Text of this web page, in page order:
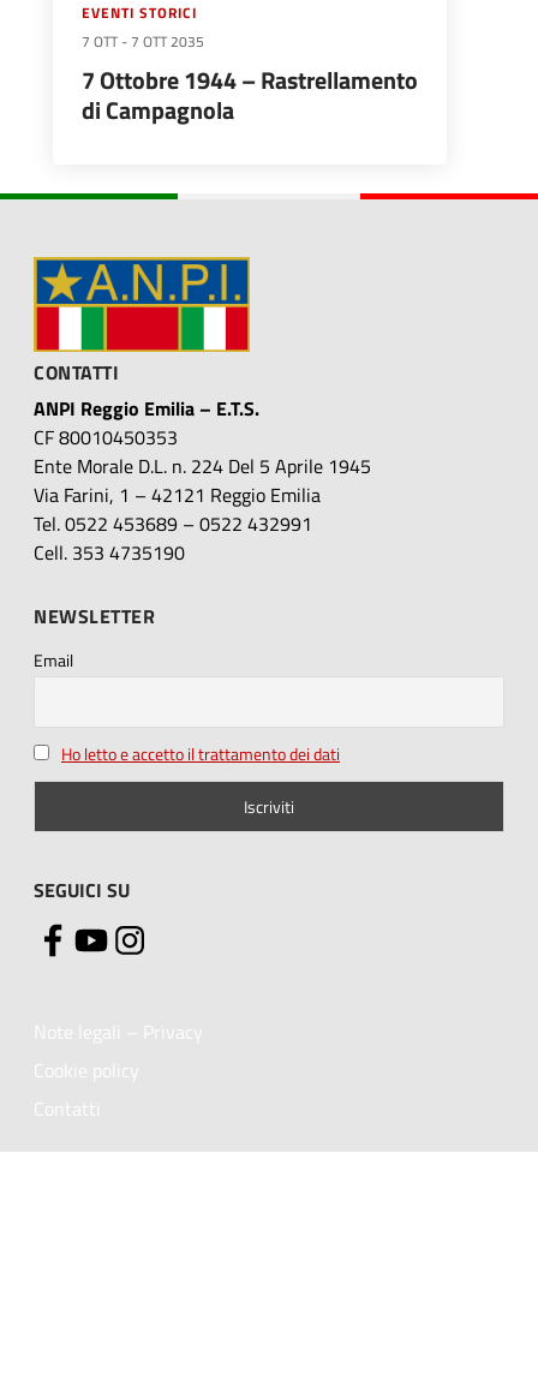
EVENTI STORICI
7 OTT - 7 OTT 2035
7 Ottobre 1944 – Rastrellamento
di Campagnola
CONTATTI
ANPI Reggio Emilia – E.T.S.
CF 80010450353
Ente Morale D.L. n. 224 Del 5 Aprile 1945
Via Farini, 1 – 42121 Reggio Emilia
Tel. 0522 453689 – 0522 432991
Cell. 353 4735190
NEWSLETTER
Email
Ho letto e accetto il trattamento dei dati
SEGUICI SU
Note legali – Privacy
Cookie policy
Contatti